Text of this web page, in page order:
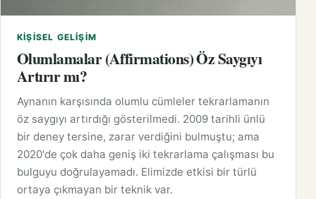
KIŞISEL GELIŞIM
Olumlamalar (Affirmations) Öz Saygıyı
Artırır mı?
Aynanın karşısında olumlu cümleler tekrarlamanın
öz saygıyı artırdığı gösterilmedi. 2009 tarihli ünlü
bir deney tersine, zarar verdiğini bulmuştu; ama
2020'de çok daha geniş iki tekrarlama çalışması bu
bulguyu doğrulayamadı. Elimizde etkisi bir türlü
ortaya çıkmayan bir teknik var.